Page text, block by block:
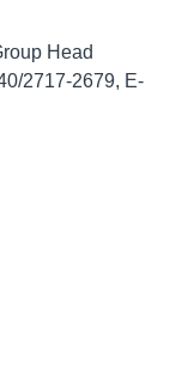
Head
2717-2679, E-